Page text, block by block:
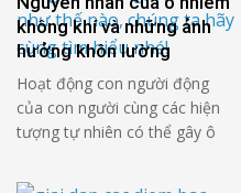
không khí và những ảnh
hưởng khôn lường
Hoạt động con người động
của con người cùng các hiện
tượng tự nhiên có thể gây ô
làm giảm chất lượng không khí